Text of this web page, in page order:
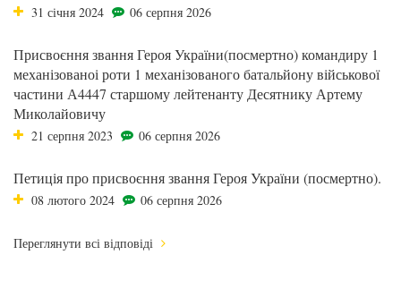
31 січня 2024 06 серпня 2026
Присвоєння звання Героя України(посмертно) командиру 1
механізованоі роти 1 механізованого батальйону військової
частини А4447 старшому лейтенанту Десятнику Артему
Миколайовичу
21 серпня 2023 06 серпня 2026
Петиція про присвоєння звання Героя України (посмертно).
08 лютого 2024 06 серпня 2026
Переглянути всі відповіді